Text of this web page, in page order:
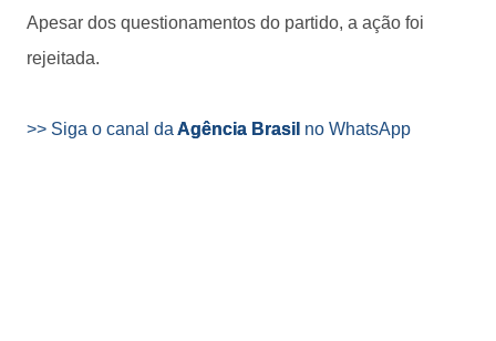
Apesar dos questionamentos do partido, a ação foi
rejeitada.
>> Siga o canal da Agência Brasil no WhatsApp